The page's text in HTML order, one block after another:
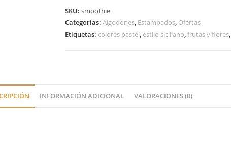
SKU: smoothie
Categorías: Algodones, Estampados, Ofertas
Etiquetas: colores pastel, estilo siciliano,frutas y flores,
INFORMACIÓN ADICIONAL VALORACIONES (0)